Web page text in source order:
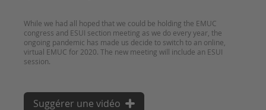
While we had all hoped that we could be holding the EMUC
congress and ESUI section meeting as we do every year, the
ongoing pandemic has made us decide to switch to an online,
virtual EMUC for 2020. The new meeting will include an ESUI
Suggérer une vidéo